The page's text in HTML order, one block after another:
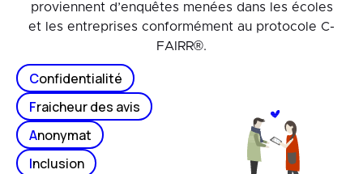
proviennent d’enquêtes menées dans les écoles
et les entreprises conformément au protocole C-
FAIRR®.
Confidentialité
Fraicheur des avis
Anonymat
Inclusion